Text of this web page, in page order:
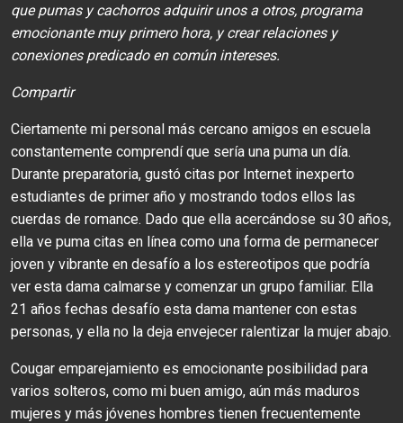
que pumas y cachorros adquirir unos a otros, programa
emocionante muy primero hora, y crear relaciones y
conexiones predicado en común intereses.
Compartir
Ciertamente mi personal más cercano amigos en escuela
constantemente comprendí que sería una puma un día.
Durante preparatoria, gustó citas por Internet inexperto
estudiantes de primer año y mostrando todos ellos las
cuerdas de romance. Dado que ella acercándose su 30 años,
ella ve puma citas en línea como una forma de permanecer
joven y vibrante en desafío a los estereotipos que podría
ver esta dama calmarse y comenzar un grupo familiar. Ella
21 años fechas desafío esta dama mantener con estas
personas, y ella no la deja envejecer ralentizar la mujer abajo.
Cougar emparejamiento es emocionante posibilidad para
varios solteros, como mi buen amigo, aún más maduros
mujeres y más jóvenes hombres tienen frecuentemente